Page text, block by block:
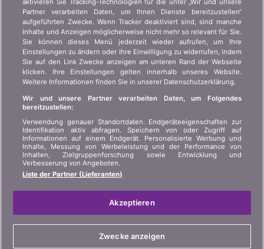
Wer sind wir?
Kontakt
Werbung
Beitritt / Partnerschaft
Presse
Kundeninformation Art.
45 VAG
Datenschutz der
Privatsphäre
Rechtliche Informationen
SPRACHE
FR IT
© 2004-2026 copyright bonus.ch SA
aktivieren Sie Tracking-Technologien für die unter „Wir und unsere
Partner verarbeiten Daten, um Ihnen Dienste bereitzustellen“
aufgeführten Zwecke. Wenn Tracker deaktiviert sind, sind manche
Inhalte und Anzeigen möglicherweise nicht mehr so relevant für Sie.
Sie können dieses Menü jederzeit wieder aufrufen, um Ihre
Einstellungen zu ändern oder Ihre Einwilligung zu widerrufen, indem
Sie auf den Link Zwecke anzeigen am unteren Rand der Webseite
klicken. Ihre Einstellungen gelten innerhalb unseres Website.
Weitere Informationen finden Sie in unserer Datenschutzerklärung.
Wir und unsere Partner verarbeiten Daten, um Folgendes
bereitzustellen:
Verwendung genauer Standortdaten. Endgeräteeigenschaften zur
Identifikation aktiv abfragen. Speichern von oder Zugriff auf
Informationen auf einem Endgerät. Personalisierte Werbung und
Inhalte, Messung von Werbeleistung und der Performance von
Inhalten, Zielgruppenforschung sowie Entwicklung und
Verbesserung von Angeboten.
Liste der Partner (Lieferanten)
Akzeptieren
Zwecke anzeigen